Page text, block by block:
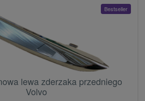
Bestseller
lewa zderzaka przedniego
Volvo